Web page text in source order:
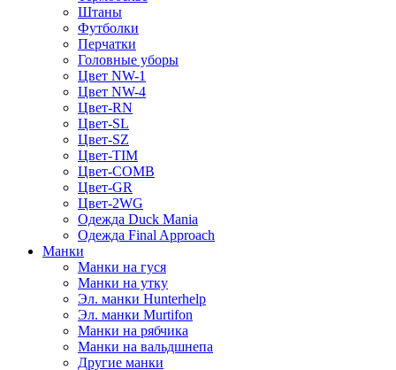
Штаны
Футболки
Перчатки
Головные уборы
Цвет NW-1
Цвет NW-4
Цвет-RN
Цвет-SL
Цвет-SZ
Цвет-TIM
Цвет-COMB
Цвет-GR
Цвет-2WG
Одежда Duck Mania
Одежда Final Approach
Манки
Манки на гуся
Манки на утку
Эл. манки Hunterhelp
Эл. манки Murtifon
Манки на рябчика
Манки на вальдшнепа
Другие манки